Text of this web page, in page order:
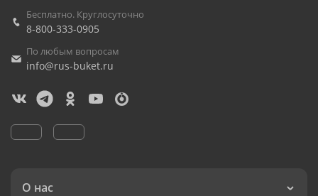
Бесплатно. Круглосуточно
8-800-333-0905
По любым вопросам
info@rus-buket.ru
О нас